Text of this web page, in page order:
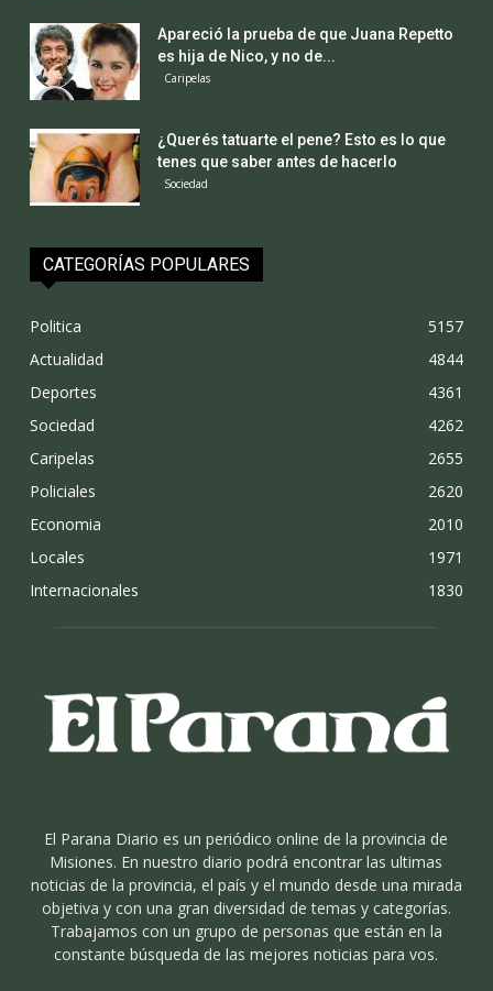
Apareció la prueba de que Juana Repetto
es hija de Nico, y no de...
Caripelas
¿Querés tatuarte el pene? Esto es lo que
tenes que saber antes de hacerlo
Sociedad
CATEGORÍAS POPULARES
Politica
5157
Actualidad
4844
Deportes
4361
Sociedad
4262
Caripelas
2655
Policiales
2620
Economia
2010
Locales
1971
Internacionales
1830
El Parana Diario es un periódico online de la provincia de
Misiones. En nuestro diario podrá encontrar las ultimas
noticias de la provincia, el país y el mundo desde una mirada
objetiva y con una gran diversidad de temas y categorías.
Trabajamos con un grupo de personas que están en la
constante búsqueda de las mejores noticias para vos.